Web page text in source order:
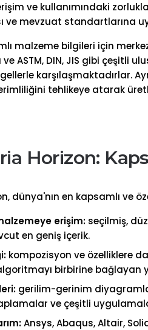
ve kullanımındaki
ve mevzuat standartlarına
malzeme bilgileri için
ASTM, DIN, JIS gibi çeşitli
karşılaşmaktadırlar.
tehlikeye atarak
Horizon:
dünya'nın en kapsamlı ve
erişim: seçilmiş,
en geniş içerik.
kompozisyon ve özelliklere
birbirine bağlayan
gerilim-gerinim
ve çeşitli
Ansys, Abaqus, Altair,